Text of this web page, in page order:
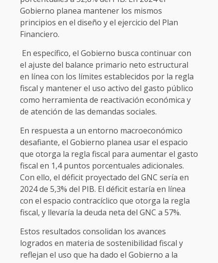
Gobierno planea mantener los mismos
principios en el diseño y el ejercicio del Plan
Financiero.
En específico, el Gobierno busca continuar con
el ajuste del balance primario neto estructural
en línea con los límites establecidos por la regla
fiscal y mantener el uso activo del gasto público
como herramienta de reactivación económica y
de atención de las demandas sociales.
En respuesta a un entorno macroeconómico
desafiante, el Gobierno planea usar el espacio
que otorga la regla fiscal para aumentar el gasto
fiscal en 1,4 puntos porcentuales adicionales.
Con ello, el déficit proyectado del GNC sería en
2024 de 5,3% del PIB. El déficit estaría en línea
con el espacio contracíclico que otorga la regla
fiscal, y llevaría la deuda neta del GNC a 57%.
Estos resultados consolidan los avances
logrados en materia de sostenibilidad fiscal y
reflejan el uso que ha dado el Gobierno a la